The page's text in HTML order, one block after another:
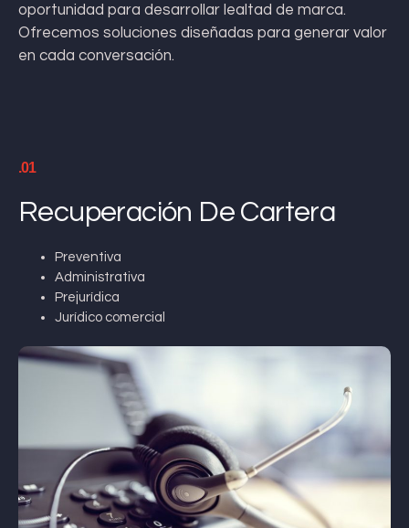
oportunidad para desarrollar lealtad de marca.
Ofrecemos soluciones diseñadas para generar valor
en cada conversación.
.01
Recuperación De Cartera
Preventiva
Administrativa
Prejurídica
Jurídico comercial